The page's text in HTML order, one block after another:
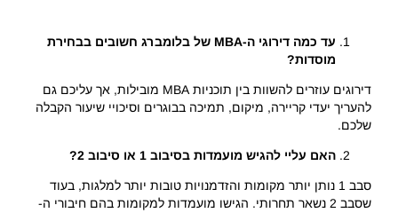
עד כמה דירוגי ה-MBA של בלומברג חשובים בבחירת
מוסדות?
דירוגים עוזרים להשוות בין תוכניות MBA מובילות, אך עליכם גם
להעריך יעדי קריירה, מיקום, תמיכה בבוגרים וסיכויי שיעור הקבלה
שלכם.
האם עליי להגיש מועמדות בסיבוב 1 או סיבוב 2?
סבב 1 נותן יותר מקומות והזדמנויות טובות יותר למלגות, בעוד
שסבב ​​2 נשאר תחרותי. הגישו מועמדות למקומות בהם חיבורי ה-